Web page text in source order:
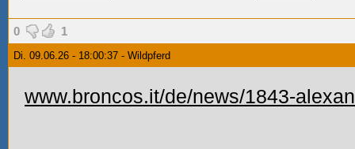
0 1
Di. 09.06.26 - 18:00:37 - Wildpferd
www.broncos.it/de/news/1843-